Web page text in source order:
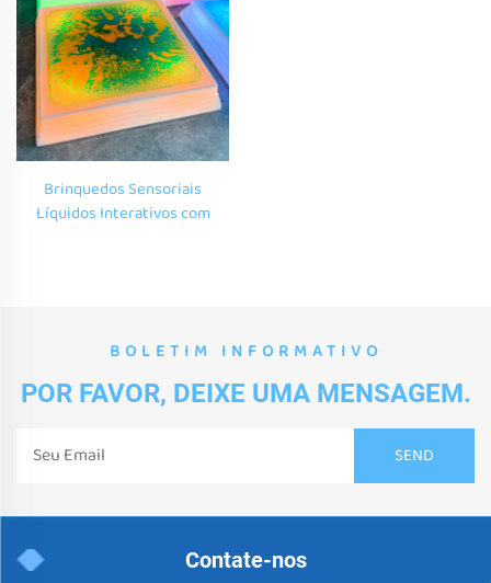
Brinquedos Sensoriais
Líquidos Interativos com
BOLETIM INFORMATIVO
POR FAVOR, DEIXE UMA MENSAGEM.
Contate-nos